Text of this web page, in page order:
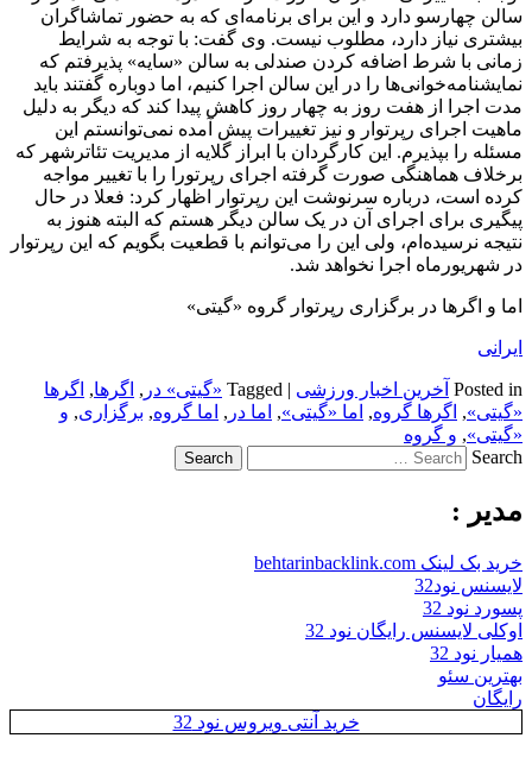
سالن چهارسو دارد و این برای برنامه‌ای که به حضور تماشاگران
بیشتری نیاز دارد، مطلوب نیست. وی گفت: با توجه به شرایط
زمانی با شرط اضافه کردن صندلی به سالن «سایه» پذیرفتم که
نمایشنامه‌خوانی‌ها را در این سالن اجرا کنیم، اما دوباره گفتند باید
مدت اجرا از هفت روز به چهار روز کاهش پیدا کند که دیگر به دلیل
ماهیت اجرای رپرتوار و نیز تغییرات پیش آمده نمی‌توانستم این
مسئله را بپذیرم. این کارگردان با ابراز گلایه از مدیریت تئاترشهر که
برخلاف هماهنگی صورت گرفته اجرای رپرتورا را با تغییر مواجه
کرده است، درباره سرنوشت این رپرتوار اظهار کرد:‌ فعلا در حال
پیگیری برای اجرای آن در یک سالن دیگر هستم که البته هنوز به
نتیجه نرسیده‌ام، ولی این را می‌توانم با قطعیت بگویم که این رپرتوار
در شهریورماه اجرا نخواهد شد.
اما و اگرها در برگزاری رپرتوار گروه «گیتی»
ایرانی
Posted in آخرین اخبار ورزشی |
Tagged «گیتی» در , اگرها, اگرها
«گیتی», اگرها گروه, اما «گیتی», اما در , اما گروه, برگزاری, و
«گیتی», و گروه
Search
مدیر :
خرید بک لینک behtarinbacklink.com
لایسنس نود32
پسورد نود 32
اوکلی لایسنس رایگان نود 32
همیار نود 32
بهترین سئو
رایگان
خرید آنتی ویروس نود 32